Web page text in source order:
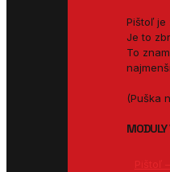
Pištoľ je
Je to
To
(Puška
MODULY
Pištoľ